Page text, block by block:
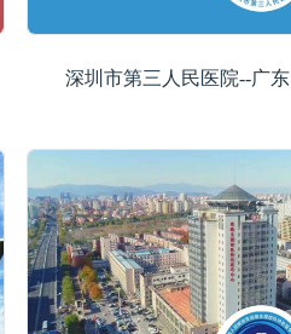
深圳市第三人民医院--广东